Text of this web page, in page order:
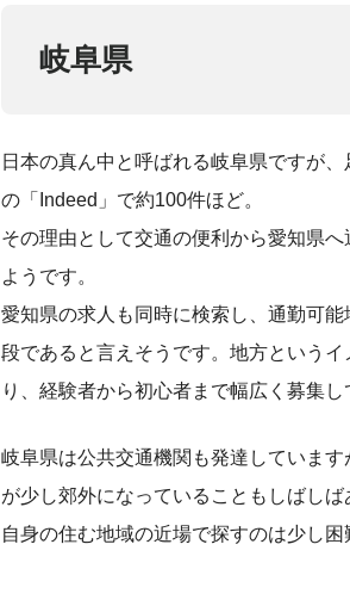
岐阜県
日本の真ん中と呼ばれる岐阜県ですが
の「Indeed」で約100件ほど。
その理由として交通の便利から愛知県
ようです。
愛知県の求人も同時に検索し、通勤可
段であると言えそうです。地方という
り、経験者から初心者まで幅広く募集
岐阜県は公共交通機関も発達していま
が少し郊外になっていることもしばしば
自身の住む地域の近場で探すのは少し困